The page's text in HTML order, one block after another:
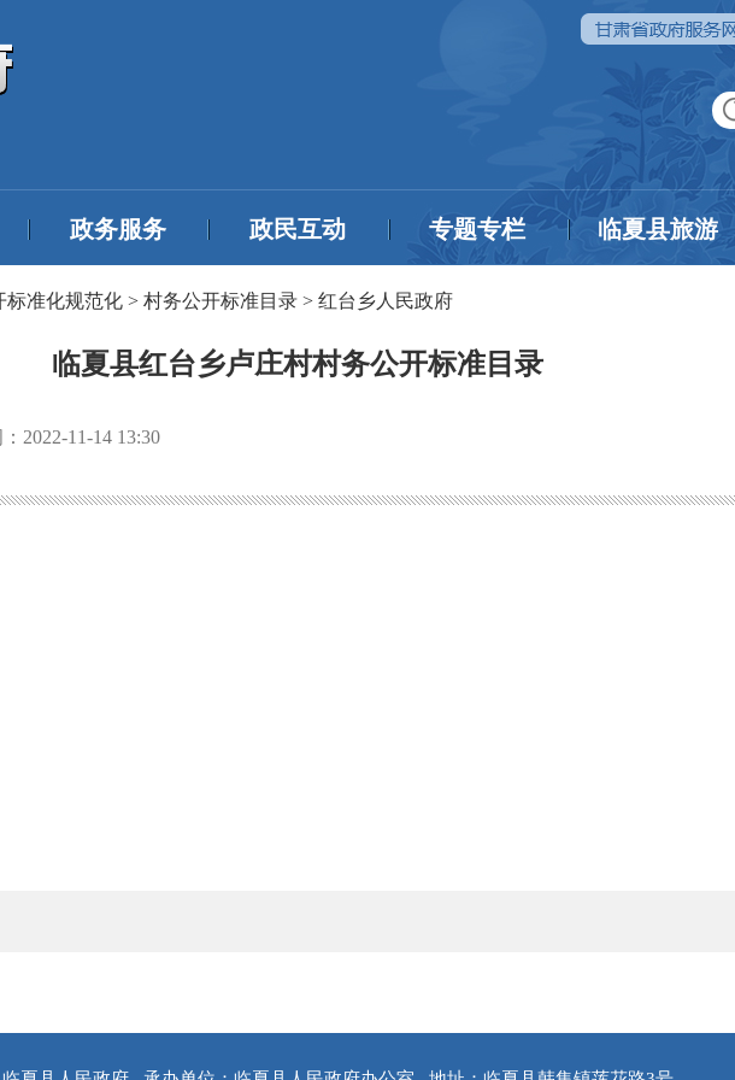
政务服务 政民互动 专题专栏 临夏县旅游
标准化规范化 > 村务公开标准目录 > 红台乡人民政府
临夏县红台乡卢庄村村务公开标准目录
2022-11-14 13:30